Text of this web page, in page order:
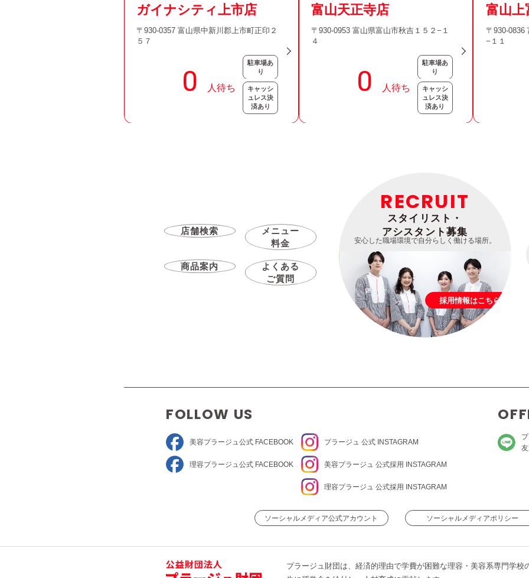
ガイナシティ上市店
〒930-0357 富山県中新川郡上市町正印２
５７
駐車場あ
り
キャッシ
ュレス決
済あり
富山天正寺店
〒930-0953 富山県富山市秋吉１５２−１
４
駐車場あ
り
キャッシ
ュレス決
済あり
富山上
〒930-0836
−１１
店舗検索
メニュー
料金
商品案内
よくある
ご質問
RECRUIT
スタイリスト・
アシスタント募集
安心した職場環境で自分らしく働ける場所。
採用情報はこちら
FOLLOW US
美容プラージュ 公式 FACEBOOK
理容プラージュ 公式 FACEBOOK
プラージュ公式 INSTAGRAM
美容プラージュ 公式採用 INSTAGRAM
理容プラージュ 公式採用 INSTAGRAM
ソーシャルメディア公式アカウント ソーシャルメディアポリシー
プラージュ財団は、経済的理由で学費が困難な理容・美容系専門学校